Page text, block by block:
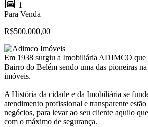
1
Para Venda
R$500.000,00
Em 1938 surgiu a Imobiliária ADIMCO que
Bairro do Belém sendo uma das pioneiras
imóveis.
A História da cidade e da Imobiliária se
atendimento profissional e transparente
negócios, para levar ao seu cliente aquilo
com o máximo de segurança.